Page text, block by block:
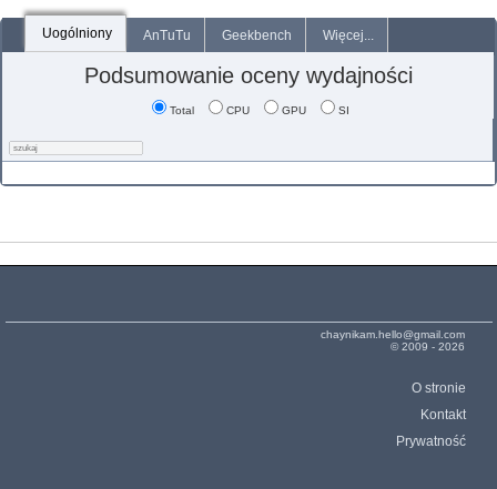
Uogólniony AnTuTu Geekbench Więcej...
Podsumowanie oceny wydajności
Total CPU GPU SI
chaynikam.hello@gmail.com
© 2009 - 2026
O stronie
Kontakt
Prywatność